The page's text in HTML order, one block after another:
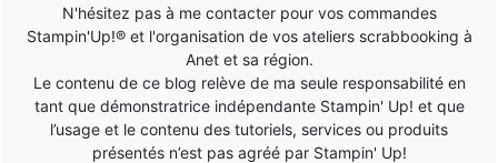
N'hésitez pas à me contacter pour vos commandes
Stampin'Up!® et l'organisation de vos ateliers scrabbooking à
Anet et sa région.
Le contenu de ce blog relève de ma seule responsabilité en
tant que démonstratrice indépendante Stampin' Up! et que
l’usage et le contenu des tutoriels, services ou produits
présentés n’est pas agréé par Stampin' Up!